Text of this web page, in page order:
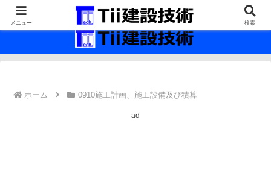
最新の建設技術の情報インフラ。
ホーム 0910施工計画、施工設備及び積算
ad
メニュー 検索